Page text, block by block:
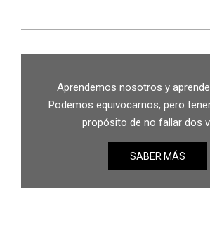
Aprendemos nosotros y
Podemos equivocarnos, pero
propósito de no fallar dos
SABER MÁS